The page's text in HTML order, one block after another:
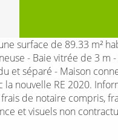
surface de 89.33 m²
- Baie vitrée de 3 m
et séparé - Maison
nouvelle RE 2020.
de notaire compris,
et visuels non